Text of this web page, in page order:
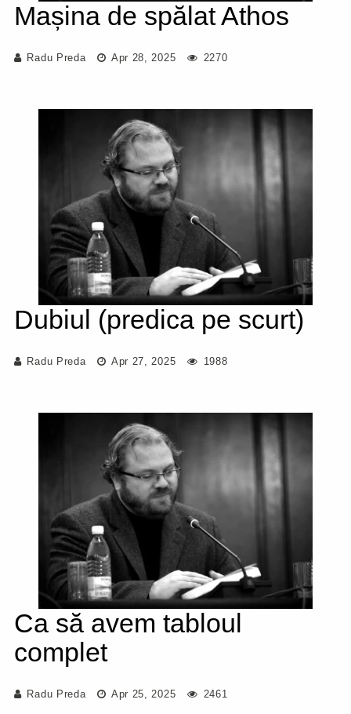
Mașina de spălat Athos
Radu Preda Apr 28, 2025 2270
Dubiul (predica pe scurt)
Radu Preda Apr 27, 2025 1988
Ca să avem tabloul
complet
Radu Preda Apr 25, 2025 2461